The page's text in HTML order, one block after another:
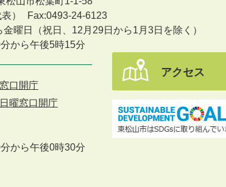
）
Fax:0493-24-6123
曜日
（祝日、12月29日から1月3日を除く）
から午後5時15分
口開庁
曜窓口開庁
から午後0時30分
アクセス